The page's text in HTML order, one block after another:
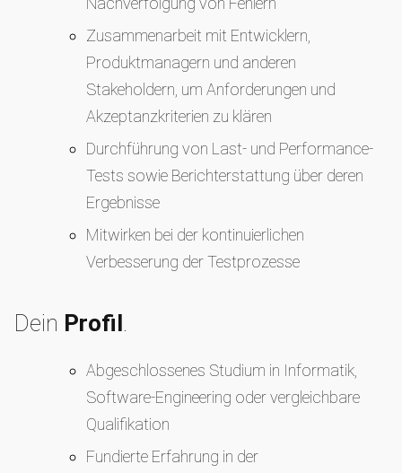
Zusammenarbeit mit Entwicklern,
Produktmanagern und anderen
Stakeholdern, um Anforderungen und
Akzeptanzkriterien zu klären
Durchführung von Last- und Performance-
Tests sowie Berichterstattung über deren
Ergebnisse
Mitwirken bei der kontinuierlichen
Verbesserung der Testprozesse
Dein Profil.
Abgeschlossenes Studium in Informatik,
Software-Engineering oder vergleichbare
Qualifikation
Fundierte Erfahrung in der